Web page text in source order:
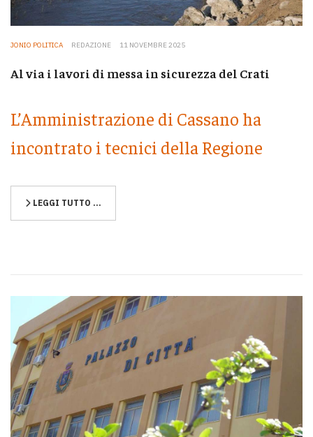
JONIO POLITICA REDAZIONE 11 NOVEMBRE 2025
Al via i lavori di messa in sicurezza del Crati
L’Amministrazione di Cassano ha
incontrato i tecnici della Regione
LEGGI TUTTO …